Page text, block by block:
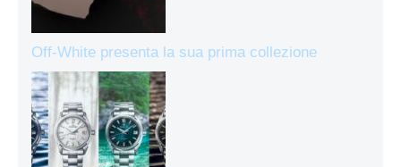
Off-White presenta la sua prima collezione